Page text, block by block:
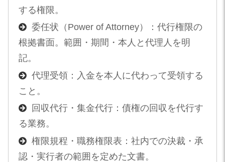
する権限。
委任状（Power of Attorney）：代行権限の
根拠書面。範囲・期間・本人と代理人を明
記。
代理受領：入金を本人に代わって受領する
こと。
回収代行・集金代行：債権の回収を代行す
る業務。
権限規程・職務権限表：社内での決裁・承
認・実行者の範囲を定めた文書。